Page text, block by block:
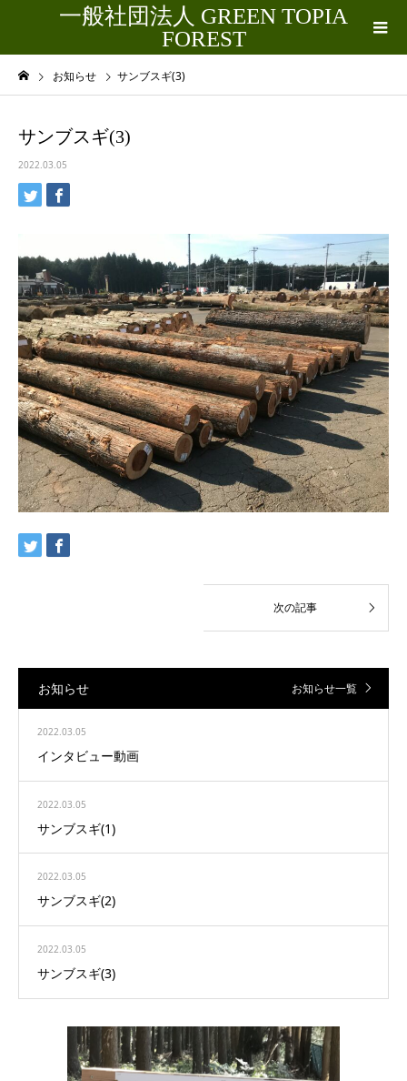
一般社団法人 GREEN TOPIA
FOREST
お知らせ サンブスギ(3)
サンブスギ(3)
2022.03.05
お知らせ お知らせ一覧
2022.03.05
インタビュー動画
2022.03.05
サンブスギ(1)
2022.03.05
サンブスギ(2)
2022.03.05
サンブスギ(3)